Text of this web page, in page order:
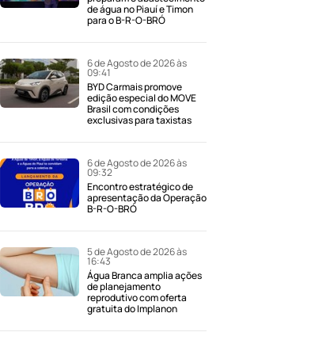
de água no Piauí e Timon
para o B-R-O-BRÓ
6 de Agosto de 2026 às
09:41
BYD Carmais promove
edição especial do MOVE
Brasil com condições
exclusivas para taxistas
6 de Agosto de 2026 às
09:32
Encontro estratégico de
apresentação da Operação
B-R-O-BRÓ
5 de Agosto de 2026 às
16:43
Água Branca amplia ações
de planejamento
reprodutivo com oferta
gratuita do Implanon